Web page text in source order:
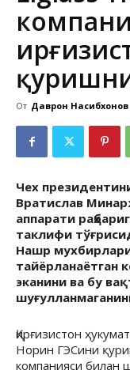
От Даврон Насибхонов
Чех
Вратислав
аппарати
таклифи
Нашр
тайёрланаётган
эканини ва бу
Қирғизистон
Норин ГЭСини
компанияси билан